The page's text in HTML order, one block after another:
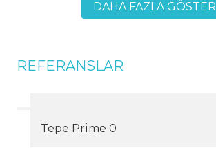
DAHA FAZLA GÖSTER
REFERANSLAR
Tepe Prime 0